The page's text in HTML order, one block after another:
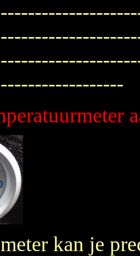
kan je